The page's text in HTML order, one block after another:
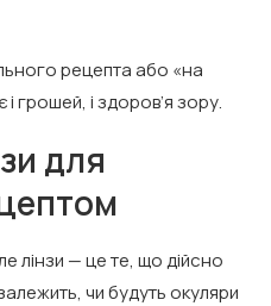
рецепта або «на
грошей, і здоров’я зору.
для
лінзи — це те, що дійсно
чи будуть окуляри